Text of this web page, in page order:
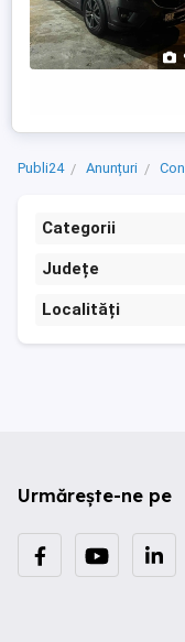
Publi24 Anunțuri
Categorii
Județe
Localități
Urmărește-ne pe